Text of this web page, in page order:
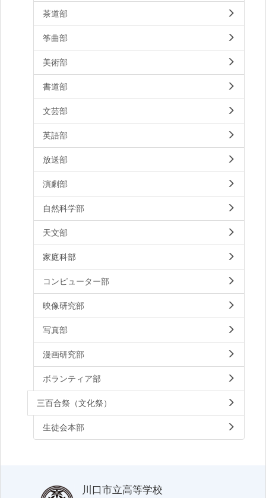
茶道部
筝曲部
美術部
書道部
文芸部
英語部
放送部
演劇部
自然科学部
天文部
家庭科部
コンピューター部
映像研究部
写真部
漫画研究部
ボランティア部
三百合祭（文化祭）
生徒会本部
川口市立高等学校